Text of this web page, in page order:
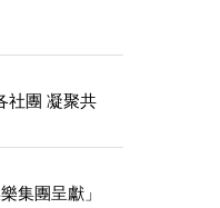
社團 凝聚共
集團呈獻」